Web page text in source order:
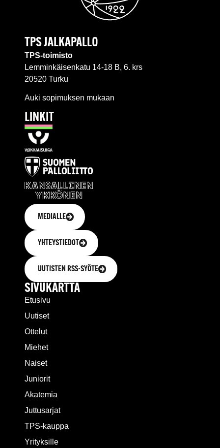
TPS JALKAPALLO
TPS-toimisto
Lemminkäisenkatu 14-18 B, 6. krs
20520 Turku
Auki sopimuksen mukaan
LINKIT
MEDIALLE
YHTEYSTIEDOT
UUTISTEN RSS-SYÖTE
SIVUKARTTA
Etusivu
Uutiset
Ottelut
Miehet
Naiset
Juniorit
Akatemia
Juttusarjat
TPS-kauppa
Yrityksille